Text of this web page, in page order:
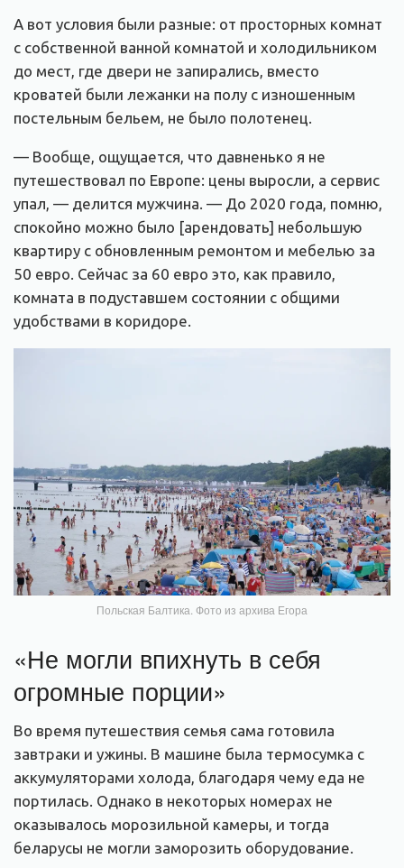
А вот условия были разные: от просторных комнат
с собственной ванной комнатой и холодильником
до мест, где двери не запирались, вместо
кроватей были лежанки на полу с изношенным
постельным бельем, не было полотенец.
— Вообще, ощущается, что давненько я не
путешествовал по Европе: цены выросли, а сервис
упал, — делится мужчина. — До 2020 года, помню,
спокойно можно было [арендовать] небольшую
квартиру с обновленным ремонтом и мебелью за
50 евро. Сейчас за 60 евро это, как правило,
комната в подуставшем состоянии с общими
удобствами в коридоре.
Польская Балтика. Фото из архива Егора
«Не могли впихнуть в себя
огромные порции»
Во время путешествия семья сама готовила
завтраки и ужины. В машине была термосумка с
аккумуляторами холода, благодаря чему еда не
портилась. Однако в некоторых номерах не
оказывалось морозильной камеры, и тогда
беларусы не могли заморозить оборудование.